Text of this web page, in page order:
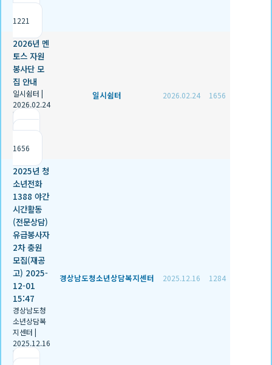
1221
2026년 멘
토스 자원
봉사단 모
집 안내
일시쉼터 |
2026.02.24
|
1656
일시쉼터 2026.02.24 1656
2025년 청
소년전화
1388 야간
시간활동
(전문상담)
유급봉사자
2차 충원
모집(재공
고) 2025-
12-01
15:47
경상남도청
소년상담복
지센터 |
2025.12.16
|
경상남도청소년상담복지센터 2025.12.16 1284